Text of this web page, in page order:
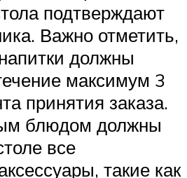
подтверждают
Важно отметить,
должны
максимум 3
принятия заказа.
блюдом должны
все
такие как